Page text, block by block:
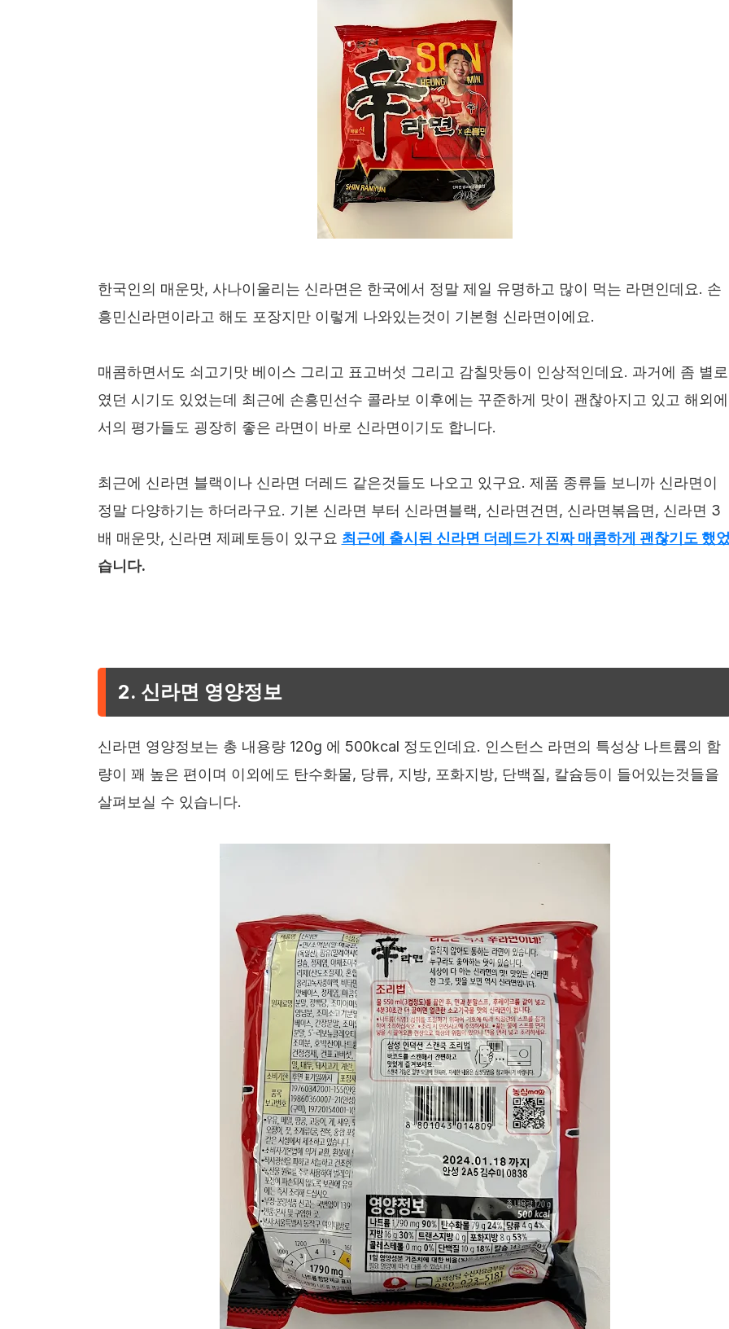
한국인의 매운맛, 사나이울리는 신라면은 한국에서 정말 제일 유명하고 많이 먹는 라면인데요. 손
흥민신라면이라고 해도 포장지만 이렇게 나와있는것이 기본형 신라면이에요.
매콤하면서도 쇠고기맛 베이스 그리고 표고버섯 그리고 감칠맛등이 인상적인데요. 과거에 좀 별로
였던 시기도 있었는데 최근에 손흥민선수 콜라보 이후에는 꾸준하게 맛이 괜찮아지고 있고 해외에
서의 평가들도 굉장히 좋은 라면이 바로 신라면이기도 합니다.
최근에 신라면 블랙이나 신라면 더레드 같은것들도 나오고 있구요. 제품 종류들 보니까 신라면이
정말 다양하기는 하더라구요. 기본 신라면 부터 신라면블랙, 신라면건면, 신라면볶음면, 신라면 3
배 매운맛, 신라면 제페토등이 있구요 최근에 출시된 신라면 더레드가 진짜 매콤하게 괜찮기도 했었
습니다.
2. 신라면 영양정보
신라면 영양정보는 총 내용량 120g 에 500kcal 정도인데요. 인스턴스 라면의 특성상 나트륨의 함
량이 꽤 높은 편이며 이외에도 탄수화물, 당류, 지방, 포화지방, 단백질, 칼슘등이 들어있는것들을
살펴보실 수 있습니다.